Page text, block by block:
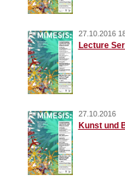
27.10.2016
Lecture
27.10.2016
Kunst und